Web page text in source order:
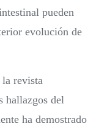
pueden
evolución de
revista
hallazgos del
ha demostrado